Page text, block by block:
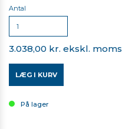
Antal
3.038,00 kr. ekskl. moms
LÆG I KURV
På lager